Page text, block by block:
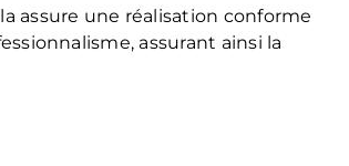
assure une réalisation conforme
assurant ainsi la